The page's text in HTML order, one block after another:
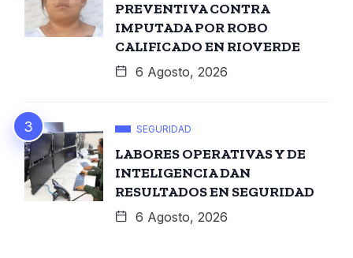
PREVENTIVA CONTRA
IMPUTADA POR ROBO
CALIFICADO EN RIOVERDE
6 Agosto, 2026
SEGURIDAD
LABORES OPERATIVAS Y DE
INTELIGENCIA DAN
RESULTADOS EN SEGURIDAD
6 Agosto, 2026